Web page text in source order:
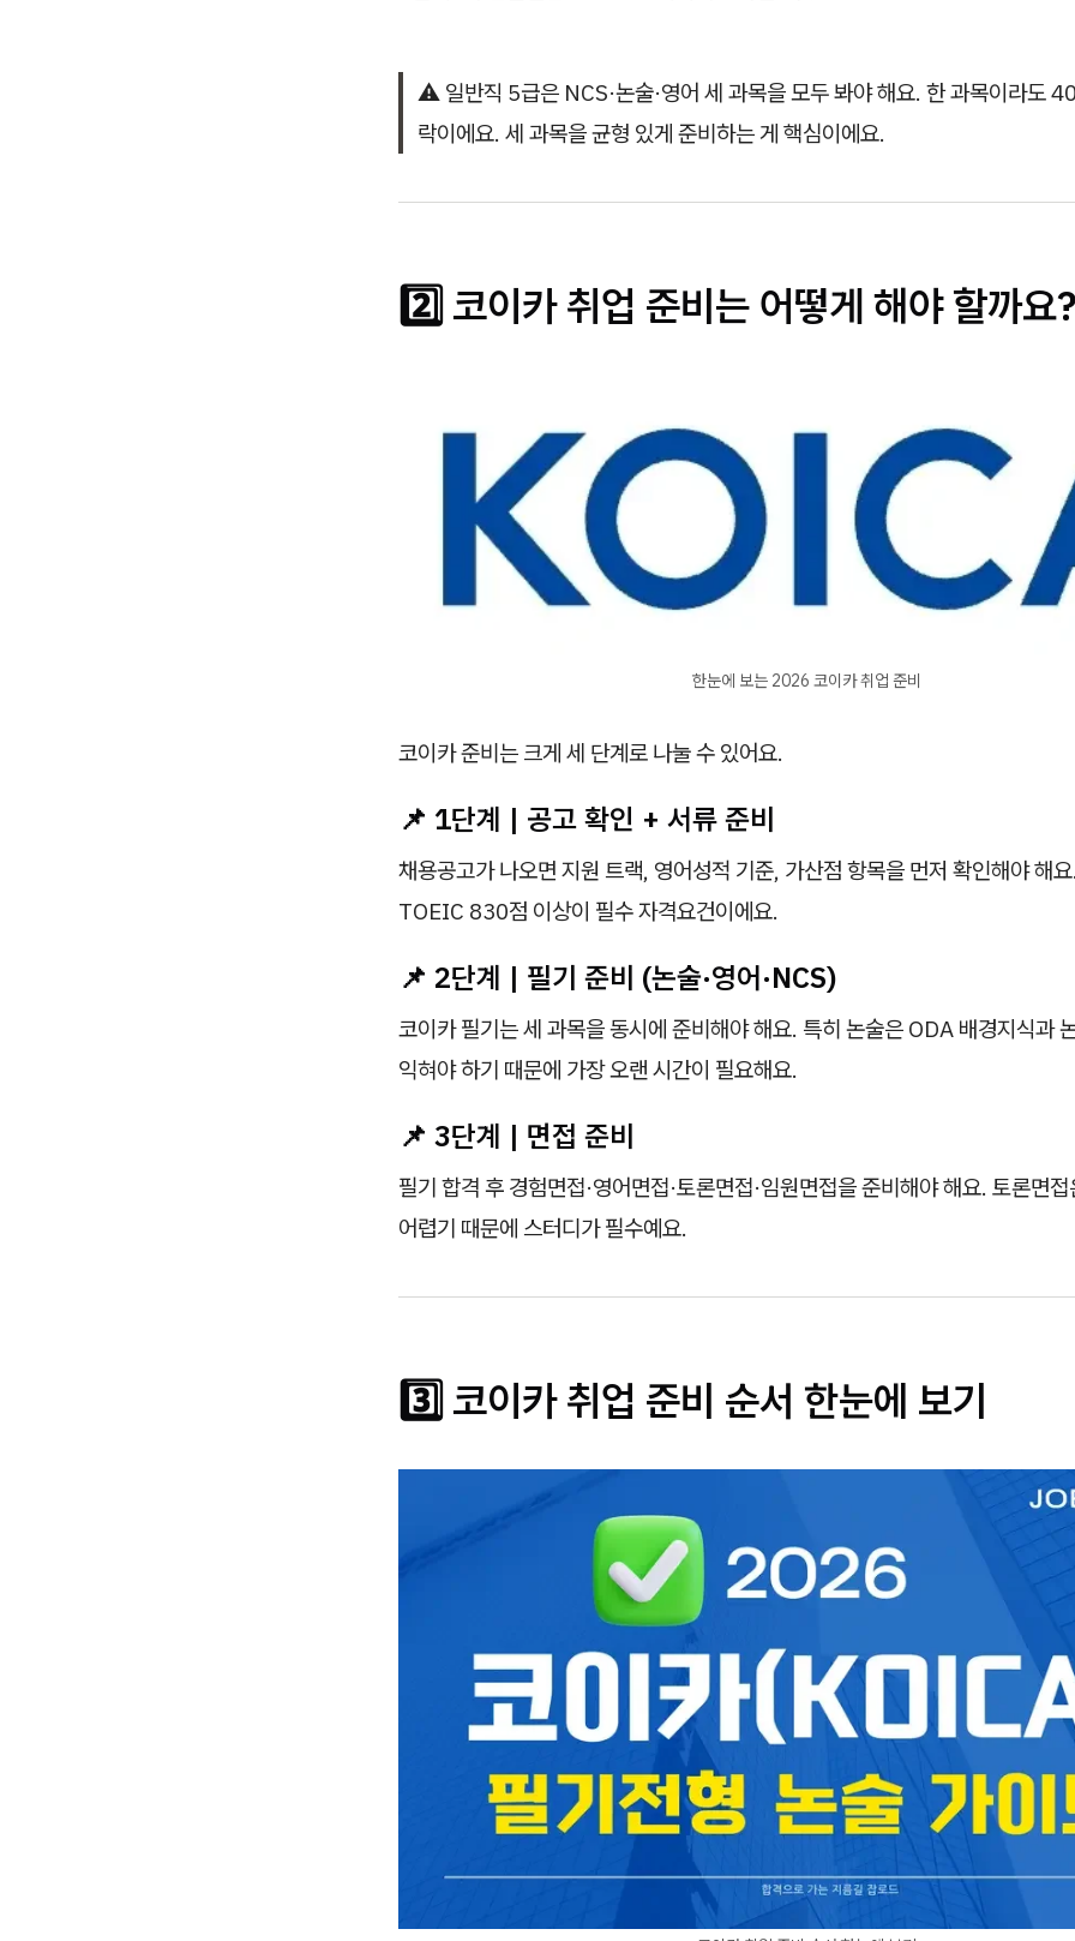
⚠️ 일반직 5급은 NCS·논술·영어 세 과목을 모두 봐야 해요. 한 과목이라도
락이에요. 세 과목을 균형 있게 준비하는 게 핵심이에요.
2️⃣ 코이카 취업 준비는 어떻게 해야 할까요?
한눈에 보는 2026 코이카 취업 준비
코이카 준비는 크게 세 단계로 나눌 수 있어요.
📌 1단계 | 공고 확인 + 서류 준비
채용공고가 나오면 지원 트랙, 영어성적 기준, 가산점 항목을 먼저 확인해야 해
TOEIC 830점 이상이 필수 자격요건이에요.
📌 2단계 | 필기 준비 (논술·영어·NCS)
코이카 필기는 세 과목을 동시에 준비해야 해요. 특히 논술은 ODA 배경지식과
익혀야 하기 때문에 가장 오랜 시간이 필요해요.
📌 3단계 | 면접 준비
필기 합격 후 경험면접·영어면접·토론면접·임원면접을 준비해야 해요. 토론면
어렵기 때문에 스터디가 필수예요.
3️⃣ 코이카 취업 준비 순서 한눈에 보기